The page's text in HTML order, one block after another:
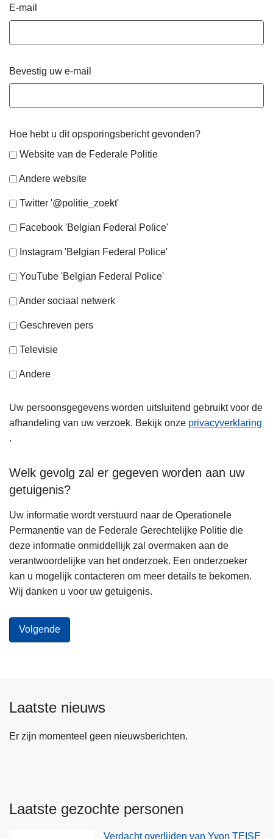
E-mail
Bevestig uw e-mail
Hoe hebt u dit opsporingsbericht gevonden?
Website van de Federale Politie
Andere website
Twitter '@politie_zoekt'
Facebook 'Belgian Federal Police'
Instagram 'Belgian Federal Police'
YouTube 'Belgian Federal Police'
Ander sociaal netwerk
Geschreven pers
Televisie
Andere
Uw persoonsgegevens worden uitsluitend gebruikt voor de
afhandeling van uw verzoek. Bekijk onze privacyverklaring
.
Welk gevolg zal er gegeven worden aan uw
getuigenis?
Uw informatie wordt verstuurd naar de Operationele
Permanentie van de Federale Gerechtelijke Politie die
deze informatie onmiddellijk zal overmaken aan de
verantwoordelijke van het onderzoek. Een onderzoeker
kan u mogelijk contacteren om meer details te bekomen.
Wij danken u voor uw getuigenis.
Laatste nieuws
Er zijn momenteel geen nieuwsberichten.
Laatste gezochte personen
Verdacht overlijden van Yvon TEISE